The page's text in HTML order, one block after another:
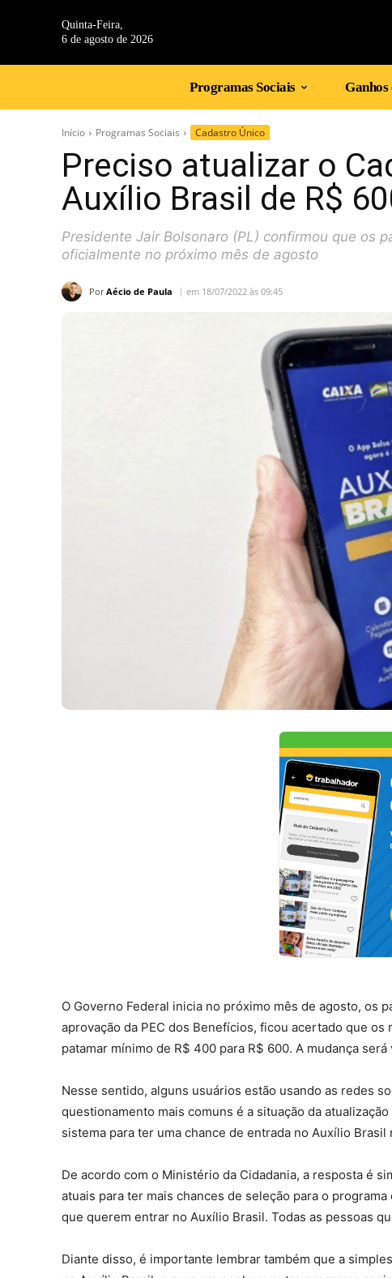
Quinta-Feira,
6 de agosto de 2026
Programas Sociais
Início Programas Sociais Cadastro Único
Preciso atualizar o
Auxílio Brasil de R$
Presidente Jair Bolsonaro (PL) confirmou que os
oficialmente no próximo mês de agosto
Por Aécio de Paula em 18/07/2022 às 09:45
O Governo Federal inicia no próximo mês de agosto, os
aprovação da PEC dos Benefícios, ficou acertado que
patamar mínimo de R$ 400 para R$ 600. A mudança
Nesse sentido, alguns usuários estão usando as redes
questionamento mais comuns é a situação da atualização
sistema para ter uma chance de entrada no Auxílio
De acordo com o Ministério da Cidadania, a resposta é
atuais para ter mais chances de seleção para o
que querem entrar no Auxílio Brasil. Todas as pessoas
Diante disso, é importante lembrar também que a